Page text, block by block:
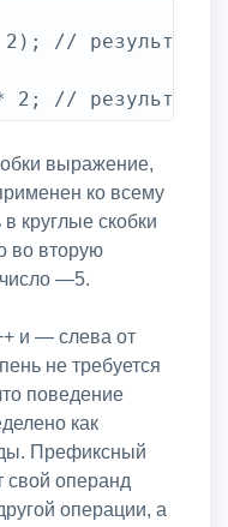
// результат
// результат
выражение,
ко всему
круглые скобки
во вторую
число —5.
и — слева от
не требуется
поведение
как
Префиксный
свой операнд
операции, а